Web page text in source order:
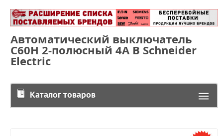
Автоматический выключатель
C60H 2-полюсный 4A B Schneider
Electric
Каталог товаров